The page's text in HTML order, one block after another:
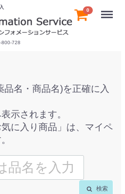
800-728
0 Menu
名・商品名)を正確に入
示されます。
気に入り商品」は、マイペ
検索